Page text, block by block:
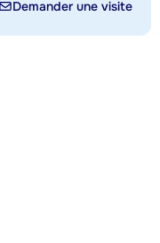
Demander une visite